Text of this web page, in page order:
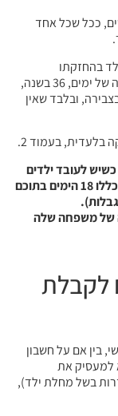
ככל שכל אחד
בהחזקתו
הבלעדית, זכאי מלכתחילה להקצאת כמות כפולה של ימים, 36 בשנה,
ובלבד שאין
בלעדית, בעמוד 2.
המוגבלות צעיר מגיל 16, או כשיש לעובד ילדים
נוספים ללא מוגבלות הצעירים מגיל 16, יכללו 18 הימים בתוכם
של משפחה שלה
לקבלת
בין אם על חשבון
למעסיק את
בשל מחלת ילד),